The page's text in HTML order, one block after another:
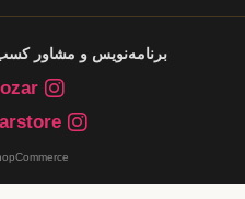
برنامه‌نویس و مشاور